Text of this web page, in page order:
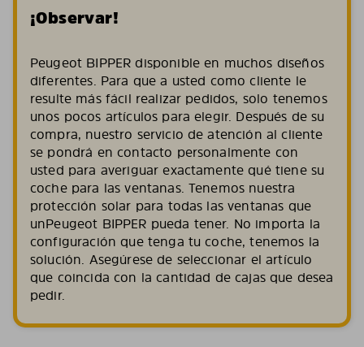
¡Observar!
Peugeot BIPPER disponible en muchos diseños
diferentes. Para que a usted como cliente le
resulte más fácil realizar pedidos, solo tenemos
unos pocos artículos para elegir. Después de su
compra, nuestro servicio de atención al cliente
se pondrá en contacto personalmente con
usted para averiguar exactamente qué tiene su
coche para las ventanas. Tenemos nuestra
protección solar para todas las ventanas que
unPeugeot BIPPER pueda tener. No importa la
configuración que tenga tu coche, tenemos la
solución. Asegúrese de seleccionar el artículo
que coincida con la cantidad de cajas que desea
pedir.